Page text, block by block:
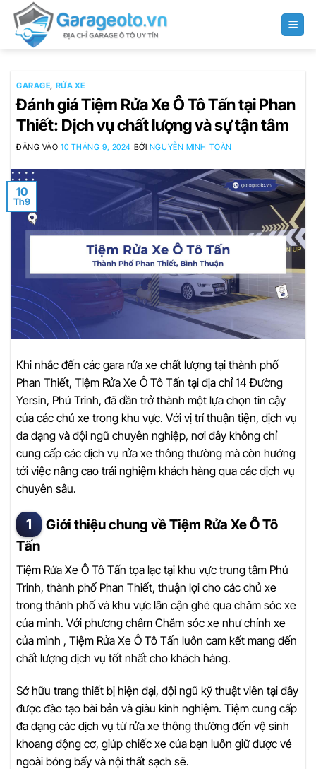
qua
GARAGE, RỬA XE
Đánh giá Tiệm Rửa Xe Ô Tô Tấn tại Phan
Thiết: Dịch vụ chất lượng và sự tận tâm
ĐĂNG VÀO10 THÁNG 9, 2024 BỞI NGUYỄN MINH TOÀN
10
Th9
Khi nhắc đến các gara rửa xe chất lượng tại thành phố
Phan Thiết, Tiệm Rửa Xe Ô Tô Tấn tại địa chỉ 14 Đường
Yersin, Phú Trinh, đã dần trở thành một lựa chọn tin cậy
của các chủ xe trong khu vực. Với vị trí thuận tiện, dịch vụ
đa dạng và đội ngũ chuyên nghiệp, nơi đây không chỉ
cung cấp các dịch vụ rửa xe thông thường mà còn hướng
tới việc nâng cao trải nghiệm khách hàng qua các dịch vụ
chuyên sâu.
Giới thiệu chung về Tiệm Rửa Xe Ô Tô
Tấn
Tiệm Rửa Xe Ô Tô Tấn tọa lạc tại khu vực trung tâm Phú
Trinh, thành phố Phan Thiết, thuận lợi cho các chủ xe
trong thành phố và khu vực lân cận ghé qua chăm sóc xe
của mình. Với phương châm Chăm sóc xe như chính xe
của mình , Tiệm Rửa Xe Ô Tô Tấn luôn cam kết mang đến
chất lượng dịch vụ tốt nhất cho khách hàng.
Sở hữu trang thiết bị hiện đại, đội ngũ kỹ thuật viên tại đây
được đào tạo bài bản và giàu kinh nghiệm. Tiệm cung cấp
đa dạng các dịch vụ từ rửa xe thông thường đến vệ sinh
khoang động cơ, giúp chiếc xe của bạn luôn giữ được vẻ
ngoài bóng bẩy và nội thất sạch sẽ.